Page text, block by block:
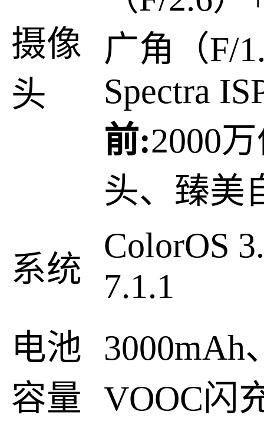
摄像
头
广角（F/
Spectra
前:2000
头、臻美
系统
ColorOS
7.1.1
电池
容量
3000mAh
VOOC闪